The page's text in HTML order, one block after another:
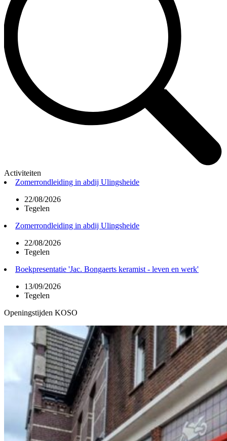
Activiteiten
Zomerrondleiding in abdij Ulingsheide
22/08/2026
Tegelen
Zomerrondleiding in abdij Ulingsheide
22/08/2026
Tegelen
Boekpresentatie 'Jac. Bongaerts keramist - leven en werk'
13/09/2026
Tegelen
Openingstijden KOSO